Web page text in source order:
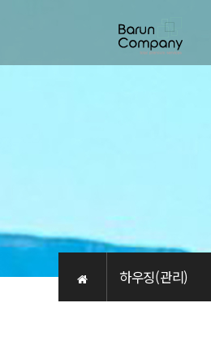
하우징(관리)